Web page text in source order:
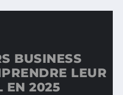
BUSINESS
LEUR
EN 2025